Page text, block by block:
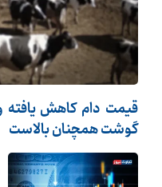
قیمت دام کاهش یافته
گوشت همچنان بالاست